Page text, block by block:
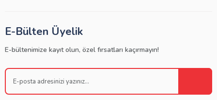
E-Bülten Üyelik
E-bültenimize kayıt olun, özel fırsatları kaçırmayın!